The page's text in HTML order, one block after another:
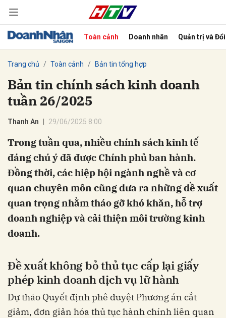
Toàn cảnh Doanh nhân Quản trị và
Trang chủ Toàn cảnh Bản tin tổng hợp
Bản tin chính sách kinh doanh
tuần 26/2025
Thanh An 29/06/2025 8:00
Trong tuần qua, nhiều chính sách kinh tế
đáng chú ý đã được Chính phủ ban hành.
Đồng thời, các hiệp hội ngành nghề và cơ
quan chuyên môn cũng đưa ra những đề xuất
quan trọng nhằm tháo gỡ khó khăn, hỗ trợ
doanh nghiệp và cải thiện môi trường kinh
doanh.
Đề xuất không bỏ thủ tục cấp lại giấy
phép kinh doanh dịch vụ lữ hành
Dự thảo Quyết định phê duyệt Phương án cắt
giảm, đơn giản hóa thủ tục hành chính liên quan
Hủy